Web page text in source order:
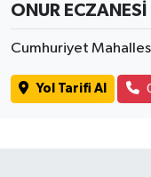
ONUR ECZANESİ
Cumhuriyet
Yol Tarifi Al